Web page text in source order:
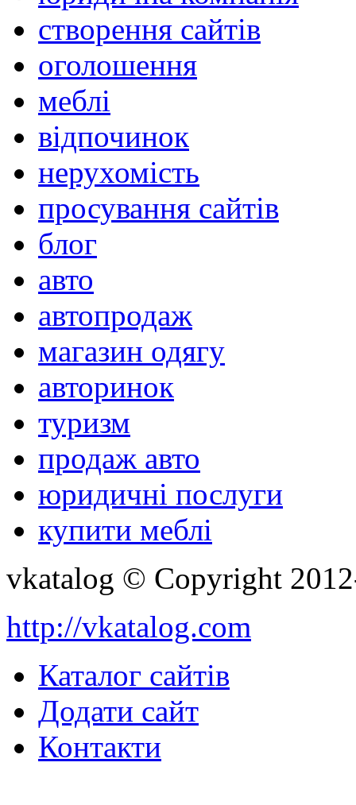
створення сайтів
оголошення
меблі
відпочинок
нерухомість
просування сайтів
блог
авто
автопродаж
магазин одягу
авторинок
туризм
продаж авто
юридичні послуги
купити меблі
vkatalog © Copyright
http://vkatalog.com
Каталог сайтів
Додати сайт
Контакти